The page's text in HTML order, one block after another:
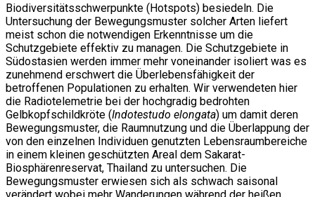
Biodiversitätsschwerpunkte (Hotspots) besiedeln. Die
Untersuchung der Bewegungsmuster solcher Arten liefert
meist schon die notwendigen Erkenntnisse um die
Schutzgebiete effektiv zu managen. Die Schutzgebiete in
Südostasien werden immer mehr voneinander isoliert was es
zunehmend erschwert die Überlebensfähigkeit der
betroffenen Populationen zu erhalten. Wir verwendeten hier
die Radiotelemetrie bei der hochgradig bedrohten
Gelbkopfschildkröte (Indotestudo elongata) um damit deren
Bewegungsmuster, die Raumnutzung und die Überlappung der
von den einzelnen Individuen genutzten Lebensraumbereiche
in einem kleinen geschützten Areal dem Sakarat-
Biosphärenreservat, Thailand zu untersuchen. Die
Bewegungsmuster erwiesen sich als schwach saisonal